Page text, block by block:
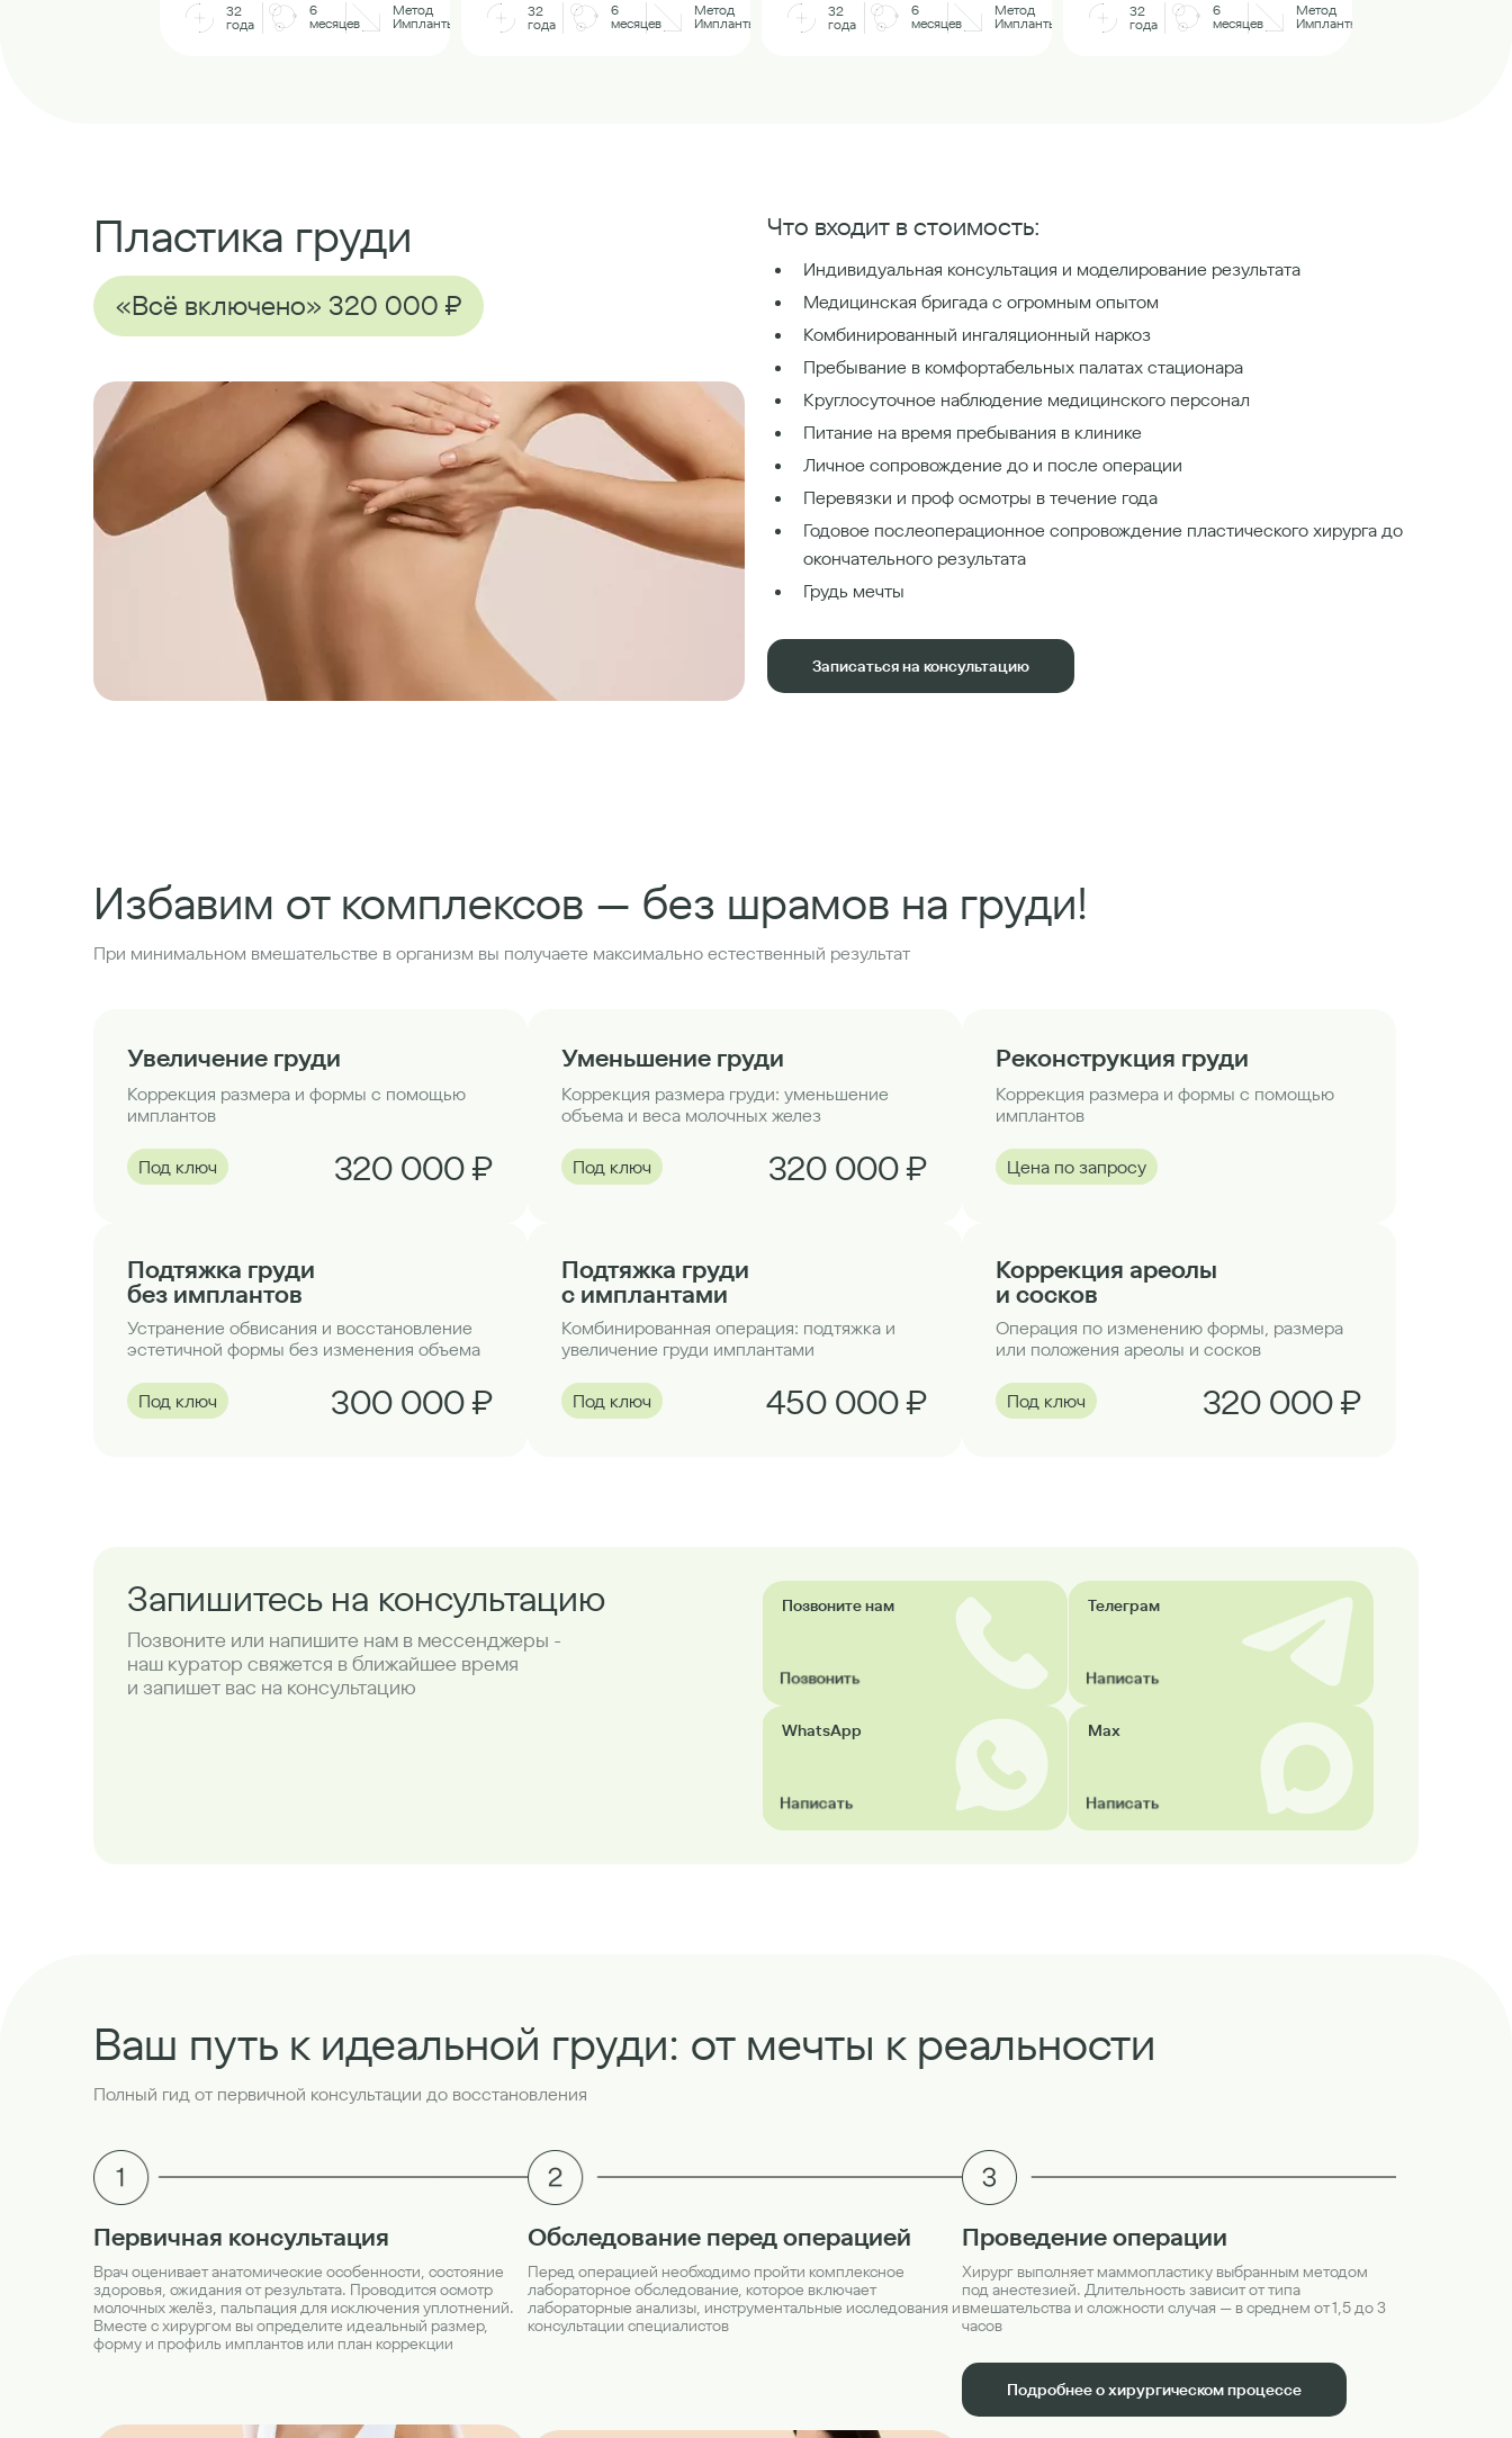
32
года
6
месяцев
Метод
Импланты
32
года
6
месяцев
Метод
Импланты
32
года
6
месяцев
Метод
Импланты
32
года
6
месяцев
Метод
Импланты
Пластика груди
«Всё включено» 320 000 ₽
Что входит в стоимость:
Индивидуальная консультация и моделирование результата
Медицинская бригада с огромным опытом
Комбинированный ингаляционный наркоз
Пребывание в комфортабельных палатах стационара
Круглосуточное наблюдение медицинского персонал
Питание на время пребывания в клинике
Личное сопровождение до и после операции
Перевязки и проф осмотры в течение года
Годовое послеоперационное сопровождение пластического хирурга до
окончательного результата
Грудь мечты
Записаться на консультацию
Избавим от комплексов — без шрамов на груди!
При минимальном вмешательстве в организм вы получаете максимально естественный результат
Увеличение груди
Коррекция размера и формы с помощью
имплантов
Под ключ 320 000 ₽
Уменьшение груди
Коррекция размера груди: уменьшение
объема и веса молочных желез
Под ключ 320 000 ₽
Реконструкция груди
Коррекция размера и формы с помощью
имплантов
Цена по запросу
Подтяжка груди
без имплантов
Устранение обвисания и восстановление
эстетичной формы без изменения объема
Под ключ 300 000 ₽
Подтяжка груди
с имплантами
Комбинированная операция: подтяжка и
увеличение груди имплантами
Под ключ 450 000 ₽
Коррекция ареолы
и сосков
Операция по изменению формы, размера
или положения ареолы и сосков
Под ключ 320 000 ₽
Запишитесь на консультацию
Позвоните или напишите нам в мессенджеры -
наш куратор свяжется в ближайшее время
и запишет вас на консультацию
Позвоните нам
Позвонить
Телеграм
Написать
WhatsApp
Написать
Max
Написать
Ваш путь к идеальной груди: от мечты к реальности
Полный гид от первичной консультации до восстановления
Первичная консультация
Врач оценивает анатомические особенности, состояние
здоровья, ожидания от результата. Проводится осмотр
молочных желёз, пальпация для исключения уплотнений.
Вместе с хирургом вы определите идеальный размер,
форму и профиль имплантов или план коррекции
Обследование перед операцией
Перед операцией необходимо пройти комплексное
лабораторное обследование, которое включает
лабораторные анализы, инструментальные исследования и
консультации специалистов
Проведение операции
Хирург выполняет маммопластику выбранным методом
под анестезией. Длительность зависит от типа
вмешательства и сложности случая — в среднем от 1,5 до 3
часов
Подробнее о хирургическом процессе